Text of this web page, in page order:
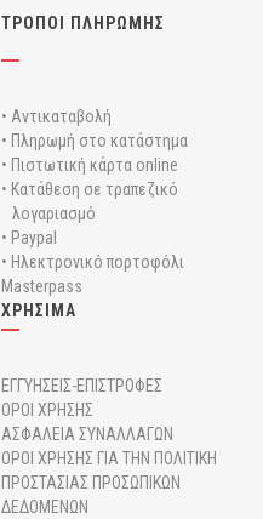
ΤΡΟΠΟΙ ΠΛΗΡΩΜΗΣ
• Αντικαταβολή
• Πληρωμή στο κατάστημα
• Πιστωτική κάρτα online
• Κατάθεση σε τραπεζικό
λογαριασμό
• Paypal
• Ηλεκτρονικό πορτοφόλι
Masterpass
ΧΡΗΣΙΜΑ
ΕΓΓΥΗΣΕΙΣ-ΕΠΙΣΤΡΟΦΕΣ
ΟΡΟΙ ΧΡΗΣΗΣ
ΑΣΦΑΛΕΙΑ ΣΥΝΑΛΛΑΓΩΝ
ΟΡΟΙ ΧΡΗΣΗΣ ΓΙΑ ΤΗΝ ΠΟΛΙΤΙΚΗ
ΠΡΟΣΤΑΣΙΑΣ ΠΡΟΣΩΠΙΚΩΝ
ΔΕΔΟΜΕΝΩΝ